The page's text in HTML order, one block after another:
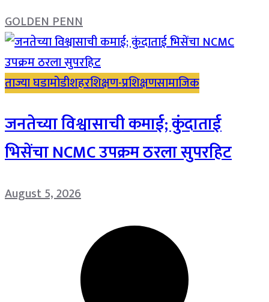
GOLDEN PENN
ताज्या घडामोडीशहरशिक्षण-प्रशिक्षणसामाजिक
जनतेच्या विश्वासाची कमाई; कुंदाताई
भिसेंचा NCMC उपक्रम ठरला सुपरहिट
August 5, 2026